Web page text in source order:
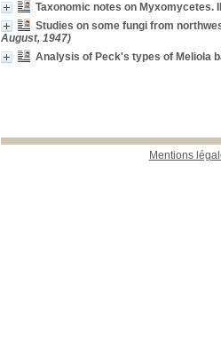
Taxonomic notes on Myxomycetes. II
Studies on some fungi from
August, 1947)
Analysis of Peck's types of Meliola
Mentions